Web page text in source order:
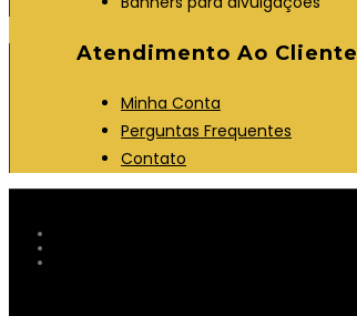
Atendimento Ao Cliente
Minha Conta
Perguntas Frequentes
Contato